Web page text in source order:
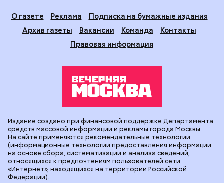
О газете Реклама
Подписка на бумажные издания
Архив газеты
Вакансии Команда
Контакты
Правовая информация
Издание создано при финансовой поддержке Департамента
средств массовой информации и рекламы города Москвы.
На сайте применяются рекомендательные технологии
(информационные технологии предоставления информации
на основе сбора, систематизации и анализа сведений,
относящихся к предпочтениям пользователей сети
«Интернет», находящихся на территории Российской
Федерации).